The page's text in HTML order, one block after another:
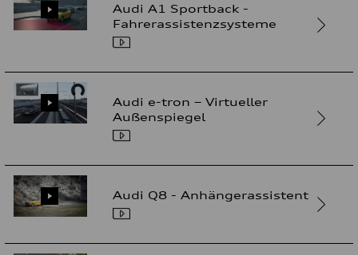
Audi A1 Sportback -
Fahrerassistenzsysteme
Audi e-tron – Virtueller
Außenspiegel
Audi Q8 - Anhängerassistent